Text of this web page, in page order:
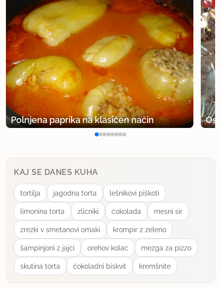
Polnjena paprika na klasičen način
KAJ SE DANES KUHA
tortilja jagodna torta lešnikovi piškoti
limonina torta zlicniki ćokolada mesni sir
zrezki v smetanovi omaki krompir z zeleno
šampinjoni z jajci orehov kolac mezga za pizzo
skutina torta ćokoladni biskvit kremšnite